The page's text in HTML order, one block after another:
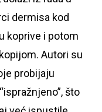
dermisa kod
koprive i potom
Autori su
probijaju
što